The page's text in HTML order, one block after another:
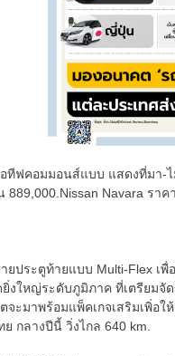
คอมมอนส์แบบ แสดงที่มา-ไ
889,000.Nissan Navara ราค
ประตูท้ายแบบ Multi-Flex เพื่
งใหญ่ระดับภูมิภาค ที่เตรียม
ะมาพร้อมแพ็คเกจเสริมเพิ่อ
กลางปีนี้ วิ่งไกล 640 km.